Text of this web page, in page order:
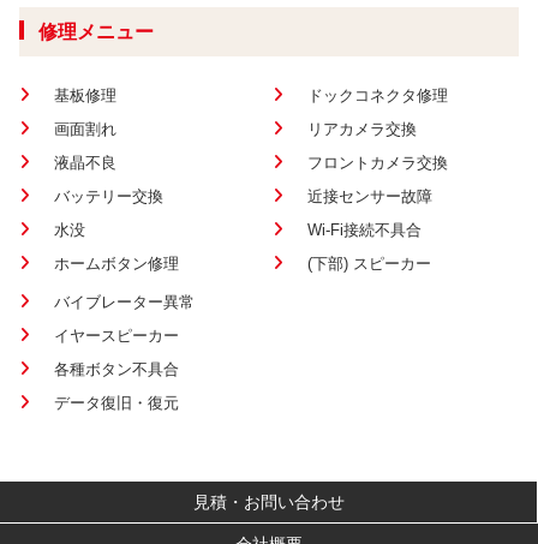
修理メニュー
基板修理
画面割れ
液晶不良
バッテリー交換
水没
ホームボタン修理
ドックコネクタ修理
リアカメラ交換
フロントカメラ交換
近接センサー故障
Wi-Fi接続不具合
(下部) スピーカー
バイブレーター異常
イヤースピーカー
各種ボタン不具合
データ復旧・復元
見積・お問い合わせ